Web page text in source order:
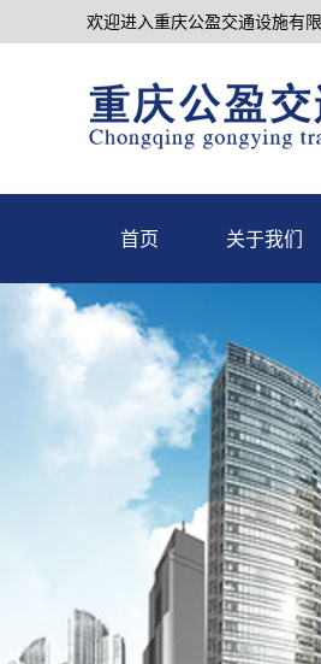
欢迎进入重庆公盈交通设施有限
首页 关于我们